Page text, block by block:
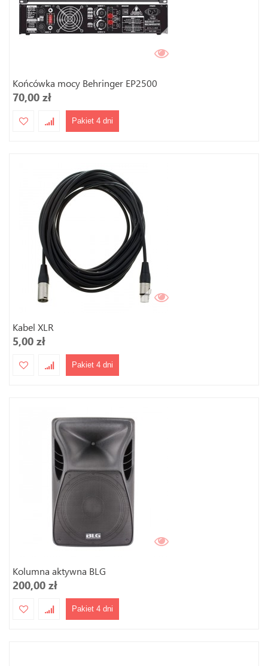
Końcówka mocy Behringer EP2500
70,00 zł
Pakiet 4 dni
Kabel XLR
5,00 zł
Pakiet 4 dni
Kolumna aktywna BLG
200,00 zł
Pakiet 4 dni